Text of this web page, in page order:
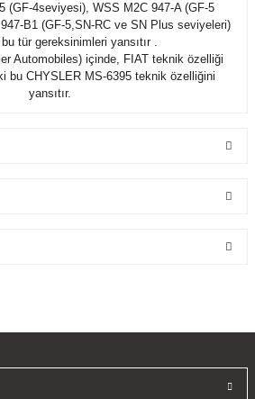
(GF-4seviyesi), WSS M2C 947-A (GF-5
B1 (GF-5,SN-RC ve SN Plus seviyeleri)
tür gereksinimleri yansıtır .
Automobiles) içinde, FIAT teknik özelliği
bu CHYSLER MS-6395 teknik özelliğini
yansıtır.
veya görüntülenemiyor.